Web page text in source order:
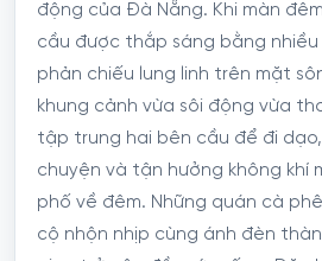
động của Đà Nẵng. Khi màn
cầu được thắp sáng bằng nhiều
phản chiếu lung linh trên mặt
khung cảnh vừa sôi động vừa
tập trung hai bên cầu để đi
chuyện và tận hưởng không khí
phố về đêm. Những quán cà
cộ nhộn nhịp cùng ánh đèn